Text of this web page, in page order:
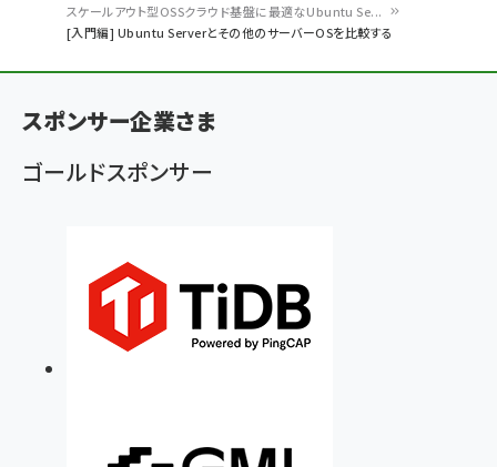
く
ず
スケールアウト型OSSクラウド基盤に最適なUbuntu Se...
[入門編] Ubuntu Serverとその他のサーバーOSを比較する
スポンサー企業さま
ゴールドスポンサー